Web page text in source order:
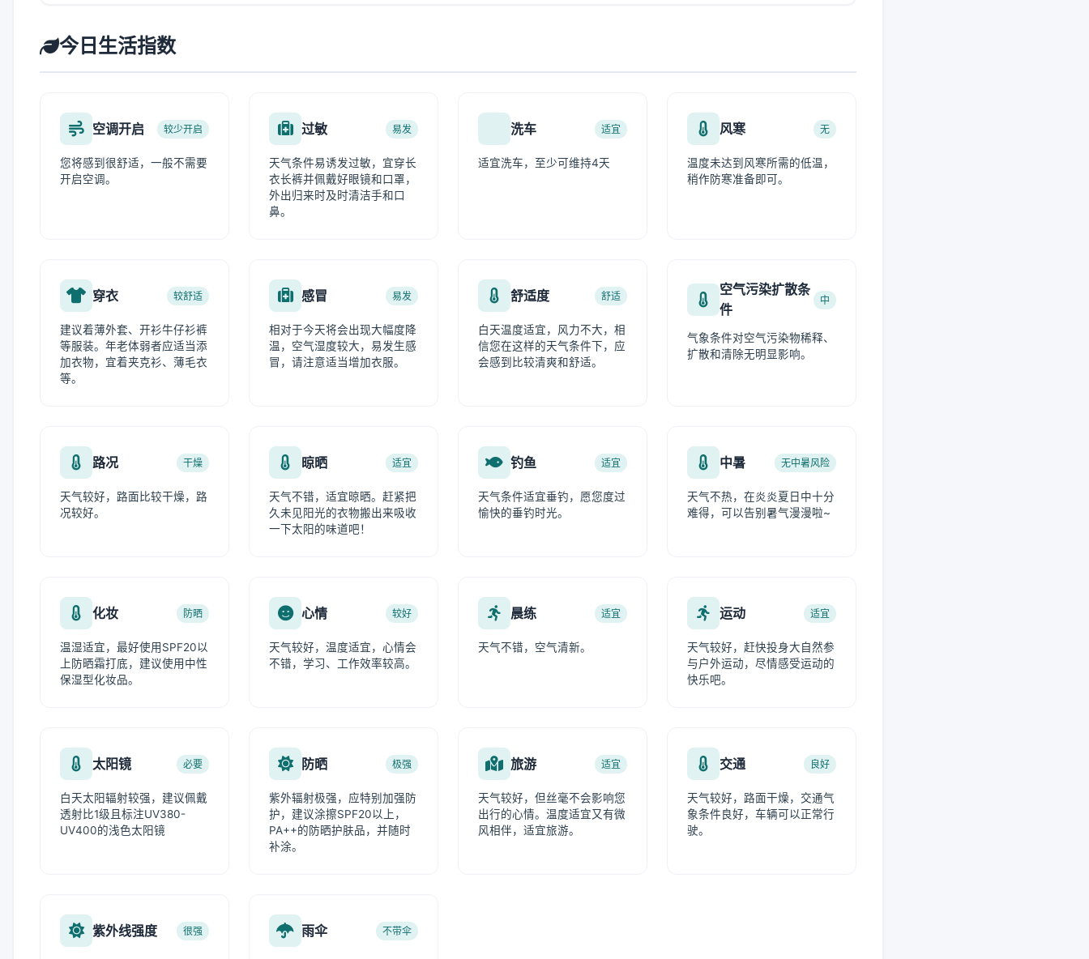
今日生活指数
空调开启 较少开启
您将感到很舒适，一般不需要
开启空调。
过敏 易发
天气条件易诱发过敏，宜穿长
衣长裤并佩戴好眼镜和口罩，
外出归来时及时清洁手和口
鼻。
洗车 适宜
适宜洗车，至少可维持4天
风寒 无
温度未达到风寒所需的低温，
稍作防寒准备即可。
穿衣 较舒适
建议着薄外套、开衫牛仔衫裤
等服装。年老体弱者应适当添
加衣物，宜着夹克衫、薄毛衣
等。
感冒 易发
相对于今天将会出现大幅度降
温，空气湿度较大，易发生感
冒，请注意适当增加衣服。
舒适度 舒适
白天温度适宜，风力不大，相
信您在这样的天气条件下，应
会感到比较清爽和舒适。
空气污染扩散条
件
中
气象条件对空气污染物稀释、
扩散和清除无明显影响。
路况 干燥
天气较好，路面比较干燥，路
况较好。
晾晒 适宜
天气不错，适宜晾晒。赶紧把
久未见阳光的衣物搬出来吸收
一下太阳的味道吧！
钓鱼 适宜
天气条件适宜垂钓，愿您度过
愉快的垂钓时光。
中暑 无中暑风险
天气不热，在炎炎夏日中十分
难得，可以告别暑气漫漫啦~
化妆 防晒
温湿适宜，最好使用SPF20以
上防晒霜打底，建议使用中性
保湿型化妆品。
心情 较好
天气较好，温度适宜，心情会
不错，学习、工作效率较高。
晨练 适宜
天气不错，空气清新。
运动 适宜
天气较好，赶快投身大自然参
与户外运动，尽情感受运动的
快乐吧。
太阳镜 必要
白天太阳辐射较强，建议佩戴
透射比1级且标注UV380-
UV400的浅色太阳镜
防晒 极强
紫外辐射极强，应特别加强防
护，建议涂擦SPF20以上，
PA++的防晒护肤品，并随时
补涂。
旅游 适宜
天气较好，但丝毫不会影响您
出行的心情。温度适宜又有微
风相伴，适宜旅游。
交通 良好
天气较好，路面干燥，交通气
象条件良好，车辆可以正常行
驶。
紫外线强度 很强 雨伞 不带伞